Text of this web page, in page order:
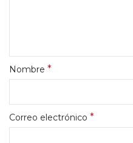
Nombre *
Correo electrónico *